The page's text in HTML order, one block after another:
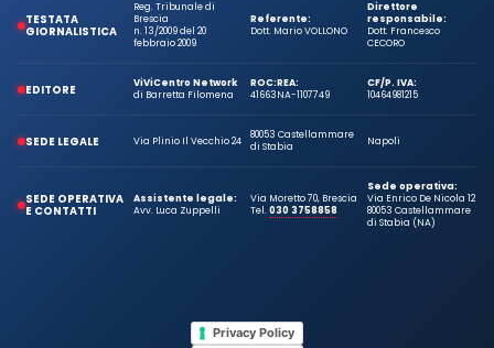
TESTATA
GIORNALISTICA
Reg. Tribunale di
Brescia
n. 13/2009 del 20
febbraio 2009
Referente:
Dott. Mario VOLLONO
Direttore
responsabile:
Dott. Francesco
CECORO
EDITORE
ViViCentro Network
di Barretta Filomena
ROC:
41663
REA:
NA-1107749
CF/P. IVA:
10464981215
SEDE LEGALE Via Plinio Il Vecchio 24
80053 Castellammare
di Stabia
Napoli
SEDE OPERATIVA
E CONTATTI
Assistente legale:
Avv. Luca Zuppelli
Via Moretto 70, Brescia
Tel.030 3758858
Sede operativa:
Via Enrico De Nicola 12
80053 Castellammare
di Stabia (NA)
Privacy Policy